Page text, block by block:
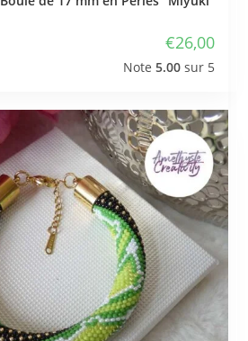
€26,00
Note 5.00sur 5